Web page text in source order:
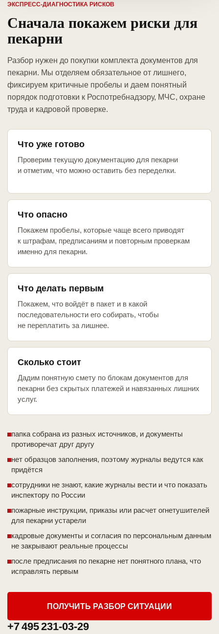
ЭКСПРЕСС-ДИАГНОСТИКА РИСКОВ
Сначала покажем риски для
пекарни
Разбор нужен до покупки комплекта документов для
пекарни. Мы отделяем обязательное от лишнего,
фиксируем критичные пробелы и даем понятный
порядок подготовки к Роспотребнадзору, МЧС, охране
труда и кадровой проверке.
Что уже готово
Проверим текущую документацию для пекарни
и отметим, что можно оставить без переделки.
Что опасно
Покажем пробелы, которые чаще всего приводят
к штрафам, предписаниям и повторным проверкам
именно для пекарни.
Что делать первым
Покажем, что войдёт в пакет и в какой
последовательности его собирать, чтобы
не переплатить за лишнее.
Сколько стоит
Дадим понятную смету по блокам документов для
пекарни без скрытых платежей и навязанных лишних
услуг.
папка собрана из разных источников, и документы
противоречат друг другу
нет образцов заполнения, поэтому журналы ведутся как
придётся
сотрудники не знают, какие журналы вести и что показать
инспектору по России
пожарные инструкции, приказы или расчет огнетушителей
для пекарни устарели
кадровые документы и согласия по персональным данным
не закрывают реальные процессы
после предписания по пекарне нет понятного плана, что
исправлять первым
ПОЛУЧИТЬ РАЗБОР СИТУАЦИИ
+7 495 231-03-29